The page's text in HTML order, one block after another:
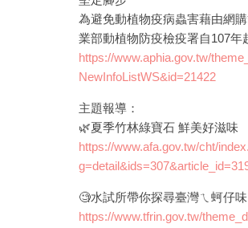
為避免動植物疫病蟲害藉由網
業部動植物防疫檢疫署自107年
https://www.aphia.gov.tw/
NewInfoListWS&id=21422
主題報導：
🌿夏季竹林綠寶石 鮮美好滋味
https://www.afa.gov.tw/cht/
🧐水試所帶你探尋臺灣ㄟ蚵仔味
https://www.tfrin.gov.tw/